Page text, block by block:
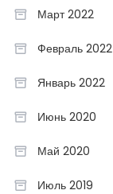
Март 2022
Февраль 2022
Январь 2022
Июнь 2020
Май 2020
Июль 2019